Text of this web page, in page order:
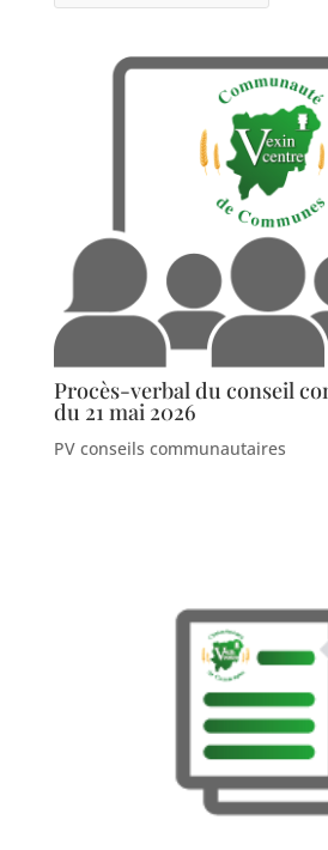
Procès-verbal du conseil
du 21 mai 2026
PV conseils communautaires